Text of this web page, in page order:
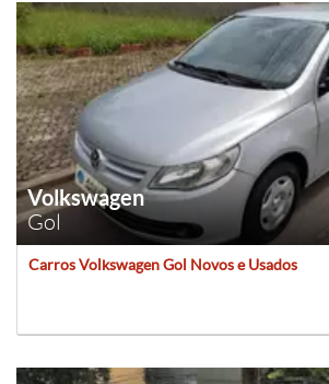
Volkswagen
Gol
Carros Volkswagen Gol Novos e Usados